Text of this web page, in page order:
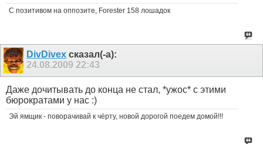
С позитивом на оппозите, Forester 158 лошадок
DivDivex сказал(-а):
24.08.200922:43
Даже дочитывать до конца не стал, *ужос* с этими
бюрократами у нас :)
Эй ямщик - поворачивай к чёрту, новой дорогой поедем домой!!!